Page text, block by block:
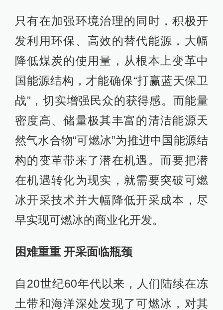
只有在加强环境治理的同时，积极开
发利用环保、高效的替代能源，大幅
降低煤炭的使用量，从根本上变革中
国能源结构，才能确保“打赢蓝天保卫
战”，切实增强民众的获得感。而能量
密度高、储量极其丰富的清洁能源天
然气水合物“可燃冰”为推进中国能源结
构的变革带来了潜在机遇。而要把潜
在机遇转化为现实，就需要突破可燃
冰开采技术并大幅降低开采成本，尽
早实现可燃冰的商业化开发。
困难重重 开采面临瓶颈
自20世纪60年代以来，人们陆续在冻
土带和海洋深处发现了可燃冰，对其